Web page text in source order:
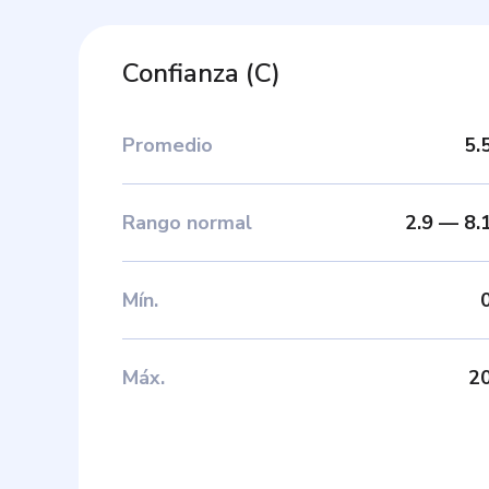
Confianza (C)
Promedio
Rango normal 2.9 —
Mín.
Máx.